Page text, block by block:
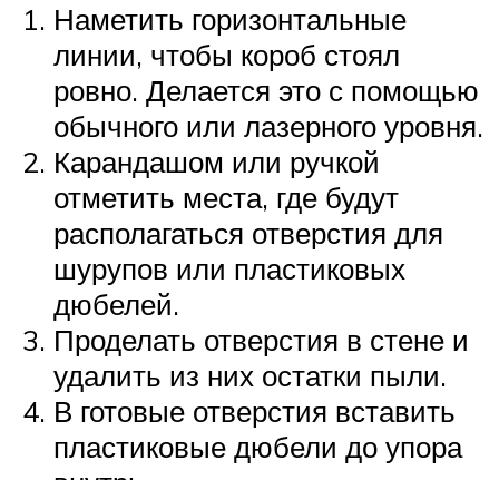
Наметить горизонтальные
линии, чтобы короб стоял
ровно. Делается это с помощью
обычного или лазерного уровня.
Карандашом или ручкой
отметить места, где будут
располагаться отверстия для
шурупов или пластиковых
дюбелей.
Проделать отверстия в стене и
удалить из них остатки пыли.
В готовые отверстия вставить
пластиковые дюбели до упора